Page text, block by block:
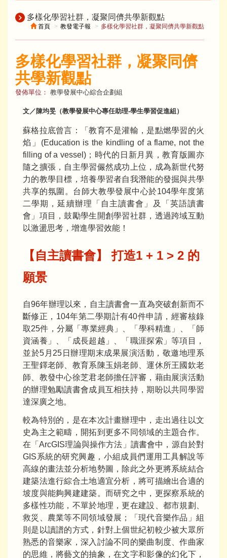
多樣化學習社群，凝聚同儕共學新觀點
首頁 教發電子報 多樣化學習社群，凝聚同儕共學新觀點
多樣化學習社群，凝聚同儕
共學新觀點
發佈單位： 教學發展中心綜合企劃組
文／陳均旻（教學發展中心專任助理-學生學習促進組）
蘇格拉底曾言：「教育不是灌輸，是點燃學習的火
焰」(Education is the kindling of a flame, not the
filling of a vessel)；時代的日新月異，教育版圖亦
隨之擴張，自主學習儼然成功上位，成為新世代努
力的教學目標，培養學習者自我潛能的發掘與共學
共享的氛圍。台師大教學發展中心於104學年度第
二學期，延續辦理「自主讀書會」及「英語讀書
會」項目，鼓勵學生開創學習社群，透過跨域互動
以激盪思考，增進學習效能！
【自主讀書會】 打造1 + 1 > 2 的
願景
自96年辦理以來，自主讀書會一直為突破創新而不
斷修正，104年第二學期計有40件申請，經審核錄
取25件，分屬「專業經典」、「學科精進」、「師
資涵養」、「成長超越」、「職涯探索」等項目，
並於5月25日辦理期末成果展演活動，敬邀地理系
王聖鐸老師、教育系陳玉娟老師、運休所王國欽老
師、教發中心徐芝君老師擔任評審，藉由展演活動
的辦理勉勵讀書會成員互相扶持，期盼以共同學習
達深廣之地。
較為特別的，是在本次計畫辦理中，走出過往以文
史為主之範疇，開拓到更多不同領域的主題合作。
在「ArcGIS理論與操作方法」讀書會中，源自於對
GIS系統的研究興趣，小組成員們運用工具解說等
高線的畫法並分析地勢圖，除此之外更將系統結合
建築法進行綜合土地適宜分析，將可描繪出合適的
坡度與能夠興建建築。而研究之中，更探察系統的
多樣性功能，不單於地理，更在建設、都市規劃、
救災、農業等不同領域發展；「現代音樂作品」組
則是以讀譜的方式，針對上個世紀初較少被大眾所
熟悉的音樂家，深入討論不同的樂曲制度、作曲家
的思維，將藝文的抽象，在文字和影像的幻化下，